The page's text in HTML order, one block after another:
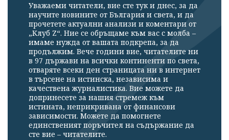
Уважаеми читатели, вие сте тук и днес, за да
научите новините от България и света, и да
прочетете актуални анализи и коментари от
„Клуб Z“. Ние се обръщаме към вас с молба –
имаме нужда от вашата подкрепа, за да
продължим. Вече години вие, читателите ни
в 97 държави на всички континенти по света,
отваряте всеки ден страницата ни в интернет
в търсене на истинска, независима и
качествена журналистика. Вие можете да
допринесете за нашия стремеж към
истината, неприкривана от финансови
зависимости. Можете да помогнете
единственият поръчител на съдържание да
сте вие – читателите.